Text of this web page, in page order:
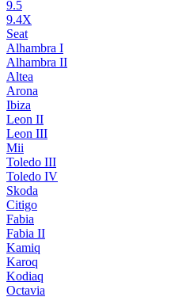
9.5
9.4X
Seat
Alhambra I
Alhambra II
Altea
Arona
Ibiza
Leon II
Leon III
Mii
Toledo III
Toledo IV
Skoda
Citigo
Fabia
Fabia II
Kamiq
Karoq
Kodiaq
Octavia